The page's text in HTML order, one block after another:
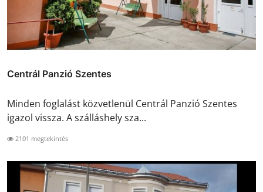
Centrál Panzió Szentes
Minden foglalást közvetlenül Centrál Panzió Szentes
igazol vissza. A szálláshely sza...
2101 megtekintés